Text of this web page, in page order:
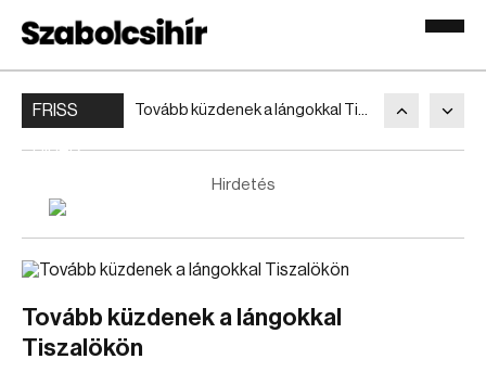
FRISS
Tovább küzdenek a lángokkal Tiszalökön
Hirdetés
Tovább küzdenek a lángokkal
Tiszalökön